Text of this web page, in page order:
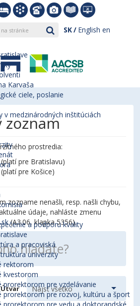
SK English en
Karvaša
ciele, poslanie
v medzinárodných inštitúciách
a podporu kvality
a pracoviská
univerzity
rektorom
kvestorom
prorektorom pre vzdelávanie
prorektorom pre rozvoj, kultúru a šport
zoznam
prostredia:
pre Bratislavu)
pre Košice)
zozname nenašli, resp. našli chybu,
údaje, nahláste zmenu
(A3.06, klapka 5356).
Útvar